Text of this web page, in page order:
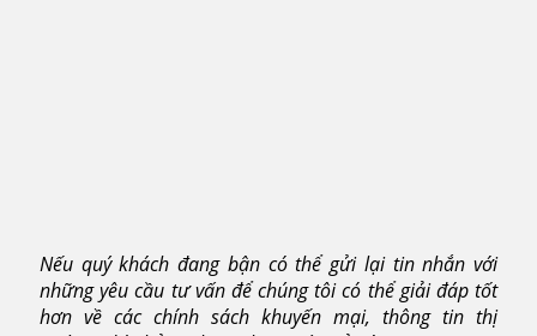
Nếu quý khách đang bận có thể gửi lại tin nhắn với
những yêu cầu tư vấn để chúng tôi có thể giải đáp tốt
hơn về các chính sách khuyến mại, thông tin thị